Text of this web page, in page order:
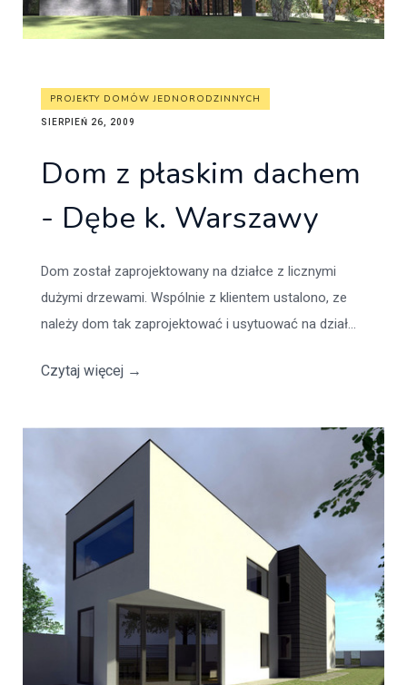
PROJEKTY DOMÓW JEDNORODZINNYCH
SIERPIEŃ 26, 2009
Dom z płaskim dachem
- Dębe k. Warszawy
Dom został zaprojektowany na działce z licznymi
dużymi drzewami. Wspólnie z klientem ustalono, ze
należy dom tak zaprojektować i usytuować na dział...
Czytaj więcej →